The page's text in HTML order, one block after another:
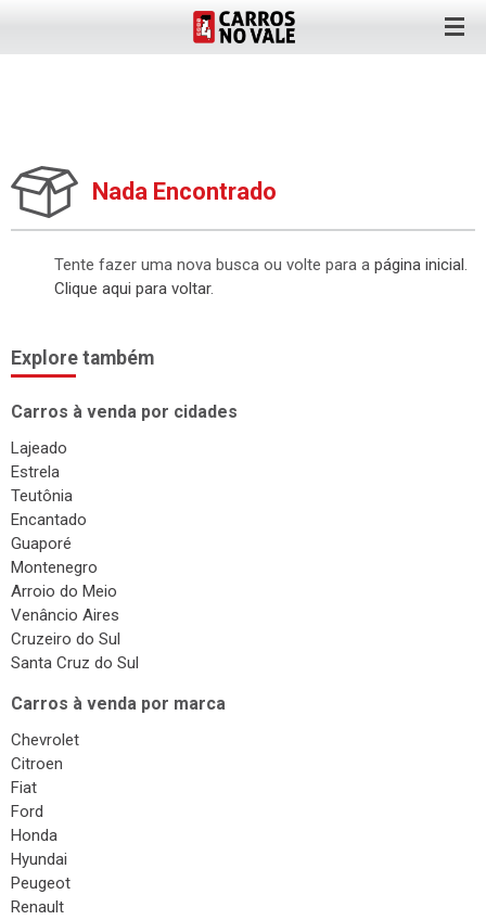
Nada Encontrado
Tente fazer uma nova busca ou volte para a página inicial.
Clique aqui para voltar.
Explore também
Carros à venda por cidades
Lajeado
Estrela
Teutônia
Encantado
Guaporé
Montenegro
Arroio do Meio
Venâncio Aires
Cruzeiro do Sul
Santa Cruz do Sul
Carros à venda por marca
Chevrolet
Citroen
Fiat
Ford
Honda
Hyundai
Peugeot
Renault